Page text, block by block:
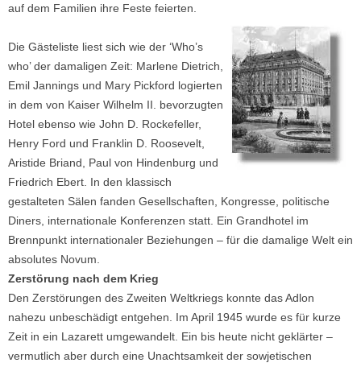
auf dem Familien ihre Feste feierten.
Die Gästeliste liest sich wie der ‘Who’s
who’ der damaligen Zeit: Marlene Dietrich,
Emil Jannings und Mary Pickford logierten
in dem von Kaiser Wilhelm II. bevorzugten
Hotel ebenso wie John D. Rockefeller,
Henry Ford und Franklin D. Roosevelt,
Aristide Briand, Paul von Hindenburg und
Friedrich Ebert. In den klassisch
gestalteten Sälen fanden Gesellschaften, Kongresse, politische
Diners, internationale Konferenzen statt. Ein Grandhotel im
Brennpunkt internationaler Beziehungen – für die damalige Welt ein
absolutes Novum.
Zerstörung nach dem Krieg
Den Zerstörungen des Zweiten Weltkriegs konnte das Adlon
nahezu unbeschädigt entgehen. Im April 1945 wurde es für kurze
Zeit in ein Lazarett umgewandelt. Ein bis heute nicht geklärter –
vermutlich aber durch eine Unachtsamkeit der sowjetischen